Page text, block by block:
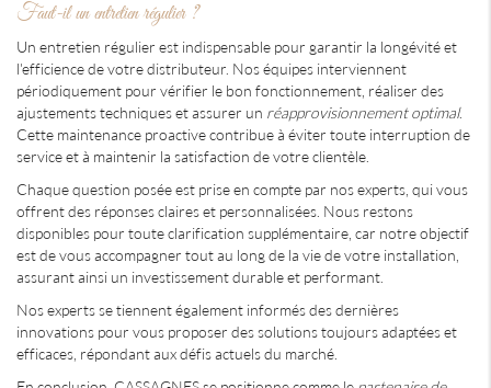
Faut-il un entretien régulier ?
Un entretien régulier est indispensable pour garantir la longévité et
l'efficience de votre distributeur. Nos équipes interviennent
périodiquement pour vérifier le bon fonctionnement, réaliser des
ajustements techniques et assurer un réapprovisionnement optimal.
Cette maintenance proactive contribue à éviter toute interruption de
service et à maintenir la satisfaction de votre clientèle.
Chaque question posée est prise en compte par nos experts, qui vous
offrent des réponses claires et personnalisées. Nous restons
disponibles pour toute clarification supplémentaire, car notre objectif
est de vous accompagner tout au long de la vie de votre installation,
assurant ainsi un investissement durable et performant.
Nos experts se tiennent également informés des dernières
innovations pour vous proposer des solutions toujours adaptées et
efficaces, répondant aux défis actuels du marché.